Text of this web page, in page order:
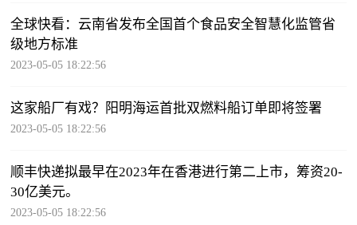
全球快看：云南省发布全国首个食品安全智慧化监管省
级地方标准
2023-05-05 18:22:56
这家船厂有戏？阳明海运首批双燃料船订单即将签署
2023-05-05 18:22:56
顺丰快递拟最早在2023年在香港进行第二上市，筹资20-
30亿美元。
2023-05-05 18:22:56